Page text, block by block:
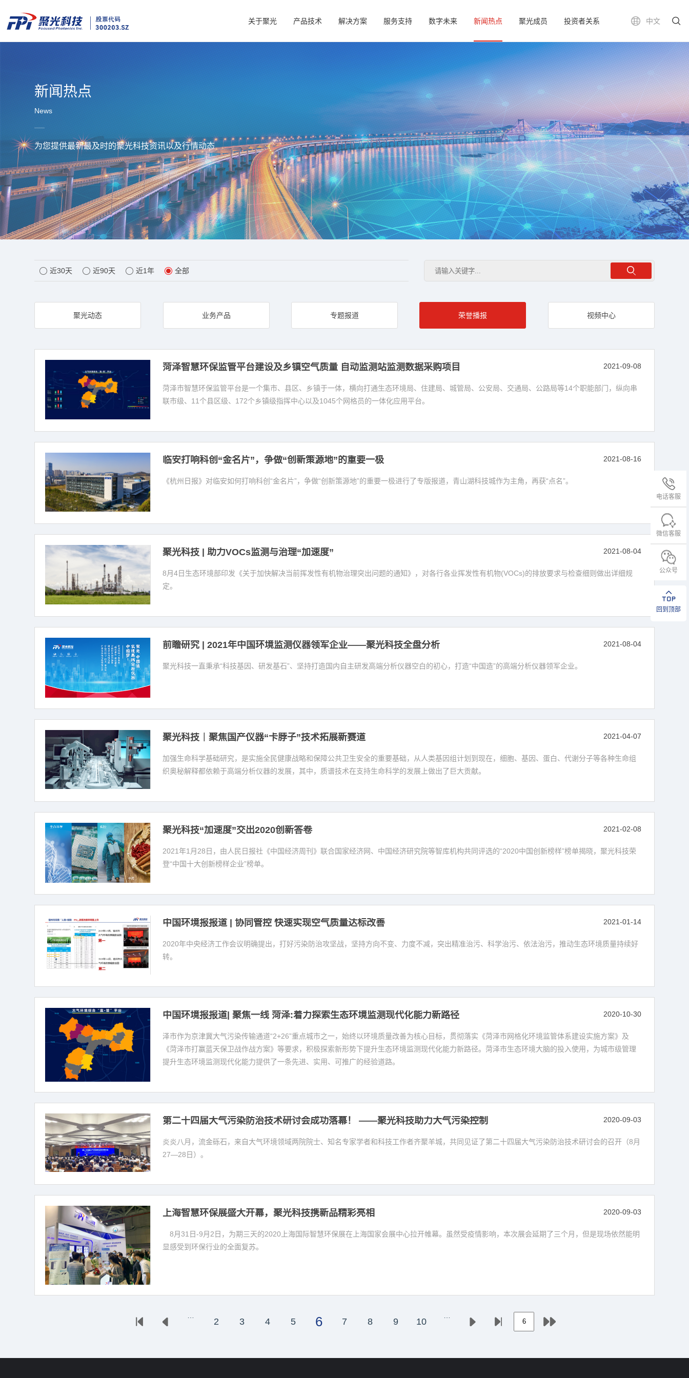
中文
关于聚光 产品技术 解决方案 服务支持 数字未来 新闻热点 聚光成员 投资者关系
电话客服
微信客服
公众号
回到顶部
新闻热点
News
为您提供最新最及时的聚光科技资讯以及行情动态
近30天 近90天 近1年 全部
聚光动态 业务产品 专题报道 荣誉播报 视频中心
菏泽智慧环保监管平台建设及乡镇空气质量 自动监测站监测数据采购项目 2021-09-08
菏泽市智慧环保监管平台是一个集市、县区、乡镇于一体，横向打通生态环境局、住建局、城管局、公安局、交通局、公路局等14个职能部门，纵向串
联市级、11个县区级、172个乡镇级指挥中心以及1045个网格员的一体化应用平台。
临安打响科创“金名片”，争做“创新策源地”的重要一极 2021-08-16
《杭州日报》对临安如何打响科创“金名片”，争做“创新策源地”的重要一极进行了专版报道，青山湖科技城作为主角，再获“点名”。
聚光科技 | 助力VOCs监测与治理“加速度” 2021-08-04
8月4日生态环境部印发《关于加快解决当前挥发性有机物治理突出问题的通知》，对各行各业挥发性有机物(VOCs)的排放要求与检查细则做出详细规
定。
前瞻研究 | 2021年中国环境监测仪器领军企业——聚光科技全盘分析 2021-08-04
聚光科技一直秉承“科技基因、研发基石”、坚持打造国内自主研发高端分析仪器空白的初心，打造“中国造”的高端分析仪器领军企业。
聚光科技｜聚焦国产仪器“卡脖子”技术拓展新赛道 2021-04-07
加强生命科学基础研究，是实施全民健康战略和保障公共卫生安全的重要基础，从人类基因组计划到现在，细胞、基因、蛋白、代谢分子等各种生命组
织奥秘解释都依赖于高端分析仪器的发展，其中，质谱技术在支持生命科学的发展上做出了巨大贡献。
聚光科技“加速度”交出2020创新答卷 2021-02-08
2021年1月28日，由人民日报社《中国经济周刊》联合国家经济网、中国经济研究院等智库机构共同评选的“2020中国创新榜样”榜单揭晓，聚光科技荣
登“中国十大创新榜样企业”榜单。
中国环境报报道 | 协同管控 快速实现空气质量达标改善 2021-01-14
2020年中央经济工作会议明确提出，打好污染防治攻坚战，坚持方向不变、力度不减，突出精准治污、科学治污、依法治污，推动生态环境质量持续好
转。
中国环境报报道| 聚焦一线 菏泽:着力探索生态环境监测现代化能力新路径 2020-10-30
泽市作为京津冀大气污染传输通道“2+26”重点城市之一，始终以环境质量改善为核心目标，贯彻落实《菏泽市网格化环境监管体系建设实施方案》及
《菏泽市打赢蓝天保卫战作战方案》等要求，积极探索新形势下提升生态环境监测现代化能力新路径。菏泽市生态环境大脑的投入使用，为城市级管理
提升生态环境监测现代化能力提供了一条先进、实用、可推广的经验道路。
第二十四届大气污染防治技术研讨会成功落幕！ ——聚光科技助力大气污染控制 2020-09-03
炎炎八月，流金砾石，来自大气环境领域两院院士、知名专家学者和科技工作者齐聚羊城，共同见证了第二十四届大气污染防治技术研讨会的召开（8月
27—28日）。
上海智慧环保展盛大开幕，聚光科技携新品精彩亮相 2020-09-03
8月31日-9月2日，为期三天的2020上海国际智慧环保展在上海国家会展中心拉开帷幕。虽然受疫情影响，本次展会延期了三个月，但是现场依然能明
显感受到环保行业的全面复苏。
2 3 4 5 6 7 8 9 10